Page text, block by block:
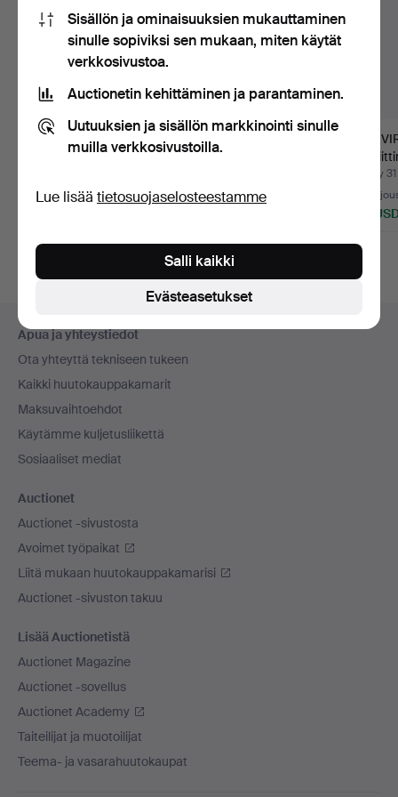
RUUTIMITAT, 8 kpl.
1800/1900-luku.
15 tarjousta
UPSEERISAPELI,
m/1859, kuuluva tuppi
3 tarjousta
Myyty
15
101
Alatunnistenavigaatio
Apua ja yhteystiedot
Ota yhteyttä tekniseen tukeen
Kaikki huutokauppakamarit
Maksuvaihtoehdot
Käytämme kuljetusliikettä
Sosiaaliset mediat
Auctionet
Auctionet -sivustosta
Avoimet työpaikat
Liitä mukaan huutokauppakamarisi
Auctionet -sivuston takuu
Lisää Auctionetistä
Auctionet Magazine
Auctionet -sovellus
Auctionet Academy
Taiteilijat ja muotoilijat
Teema- ja vasarahuutokaupat
Sisällön ja ominaisuuksien mukauttaminen
sinulle sopiviksi sen mukaan, miten käytät
verkkosivustoa.
Auctionetin kehittäminen ja parantaminen.
Uutuuksien ja sisällön markkinointi sinulle
muilla verkkosivustoilla.
Lue lisää tietosuojaselosteestamme
Evästeasetukset
Salli kaikki